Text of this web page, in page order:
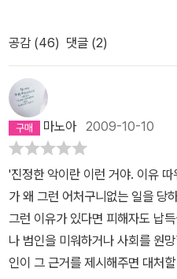
인의 입장에서 진행된다는 것이
해주지만, 사건을 범인의 입장에
아닐뿐더러, 550여페이지의 두
헥 2권의 마지막은 드라마에서 결
가 나오는 식이었으니, 3권에서
다. 2권에서 그나마 건진 것은, 1
쏙 든다는것. 그리고, 지금까지 읽
서 볼 수 있었던 '범죄자들에 대
하지 말라' 등의 주제들을 반박하
간에 대한 관찰과 이해' 에 탁월한
금까지의 그녀 자신을 반박하는
여전히 좋지만, 반박하는 이야기
공감 (46) 댓글 (2)
마노아2009-10-10
'진정한 악이란 이런 거야. 이유
가 왜 그런 어처구니없는 일을 당
그런 이유가 있다면 피해자도 납
나 범인을 미워하거나 사회를 원
인이 그 근거를 제시해주면 대처